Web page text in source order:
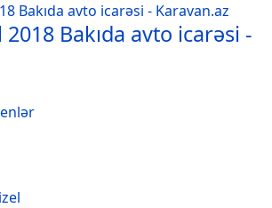
Bakıda avto icarəsi -